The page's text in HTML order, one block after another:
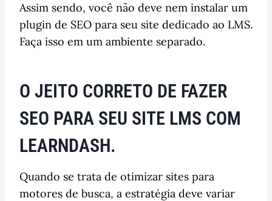
Assim sendo, você não deve nem instalar um
plugin de SEO para seu site dedicado ao LMS.
Faça isso em um ambiente separado.
O JEITO CORRETO DE FAZER
SEO PARA SEU SITE LMS COM
LEARNDASH.
Quando se trata de otimizar sites para
motores de busca, a estratégia deve variar